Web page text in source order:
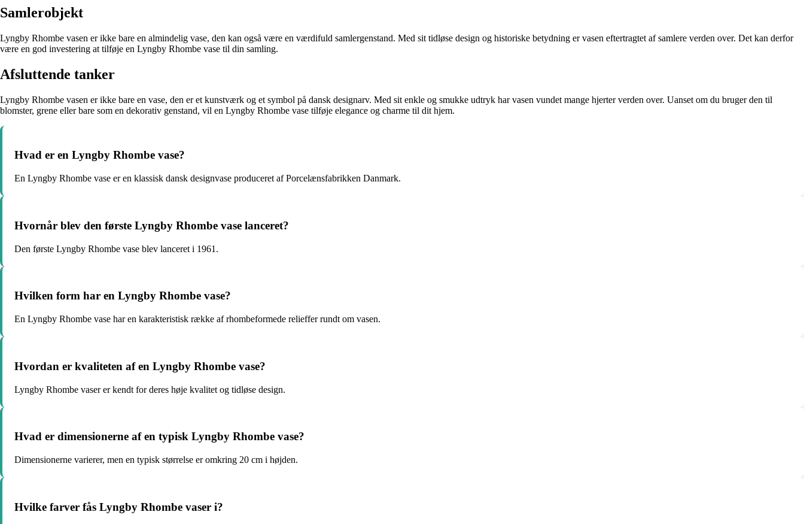
Samlerobjekt
Lyngby Rhombe vasen er ikke bare en almindelig vase, den kan også være en værdifuld samlergenstand. Med sit tidløse design og historiske betydning er vasen eftertragtet af samlere verden over. Det kan derfor
være en god investering at tilføje en Lyngby Rhombe vase til din samling.
Afsluttende tanker
Lyngby Rhombe vasen er ikke bare en vase, den er et kunstværk og et symbol på dansk designarv. Med sit enkle og smukke udtryk har vasen vundet mange hjerter verden over. Uanset om du bruger den til
blomster, grene eller bare som en dekorativ genstand, vil en Lyngby Rhombe vase tilføje elegance og charme til dit hjem.
Hvad er en Lyngby Rhombe vase?
En Lyngby Rhombe vase er en klassisk dansk designvase produceret af Porcelænsfabrikken Danmark.
Hvornår blev den første Lyngby Rhombe vase lanceret?
Den første Lyngby Rhombe vase blev lanceret i 1961.
Hvilken form har en Lyngby Rhombe vase?
En Lyngby Rhombe vase har en karakteristisk række af rhombeformede relieffer rundt om vasen.
Hvordan er kvaliteten af en Lyngby Rhombe vase?
Lyngby Rhombe vaser er kendt for deres høje kvalitet og tidløse design.
Hvad er dimensionerne af en typisk Lyngby Rhombe vase?
Dimensionerne varierer, men en typisk størrelse er omkring 20 cm i højden.
Hvilke farver fås Lyngby Rhombe vaser i?